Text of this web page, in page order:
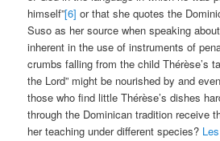
himself”[6] or that she quotes the
Suso as her source when speaking
inherent in the use of instruments of
crumbs falling from the child Thérèse’s
the Lord” might be nourished by and
those who find little Thérèse’s dishes
through the Dominican tradition receive
her teaching under different species?